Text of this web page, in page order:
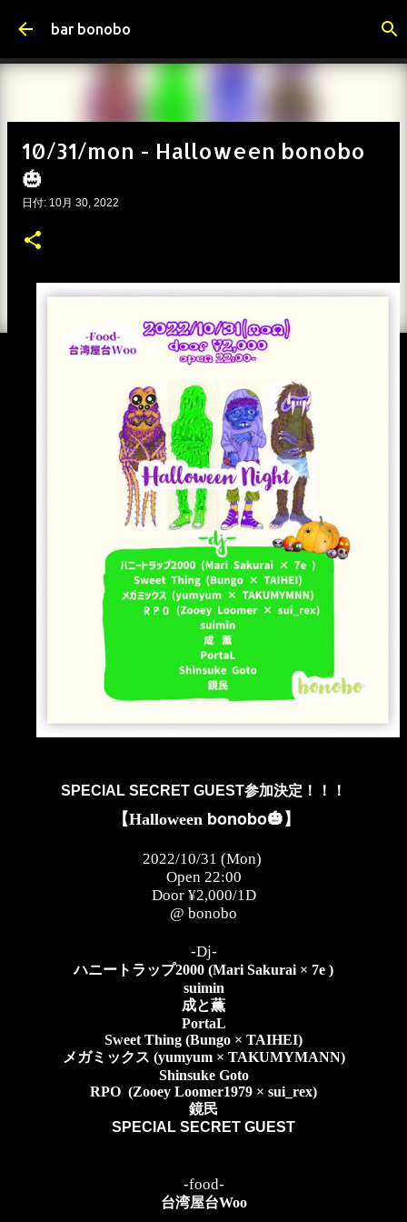
スキップしてメイン コンテンツに移動
bar bonobo
10/31/mon - Halloween bonobo
🎃
日付: 10月 30, 2022
SPECIAL SECRET GUEST参加決定！！！
【Halloween bonobo🎃 】
2022/10/31 (Mon)
Open 22:00
Door ¥2,000/1D
@ bonobo
-Dj-
ハニートラップ2000 (Mari Sakurai × 7e )
suimin
成と薫
PortaL
Sweet Thing (Bungo × TAIHEI)
メガミックス (yumyum × TAKUMYMANN)
Shinsuke Goto
RPO (Zooey Loomer1979 × sui_rex)
鏡民
SPECIAL SECRET GUEST
-food-
台湾屋台Woo